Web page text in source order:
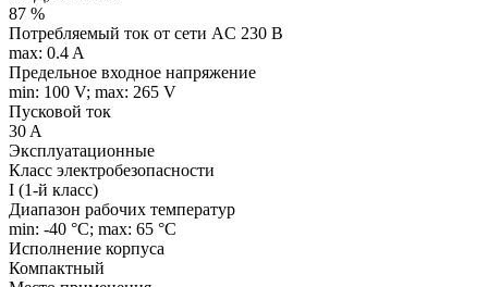
87 %
Потребляемый ток от сети AC 230 В
max: 0.4 A
Предельное входное напряжение
min: 100 V; max: 265 V
Пусковой ток
30 A
Эксплуатационные
Класс электробезопасности
I (1-й класс)
Диапазон рабочих температур
min: -40 °C; max: 65 °C
Исполнение корпуса
Компактный